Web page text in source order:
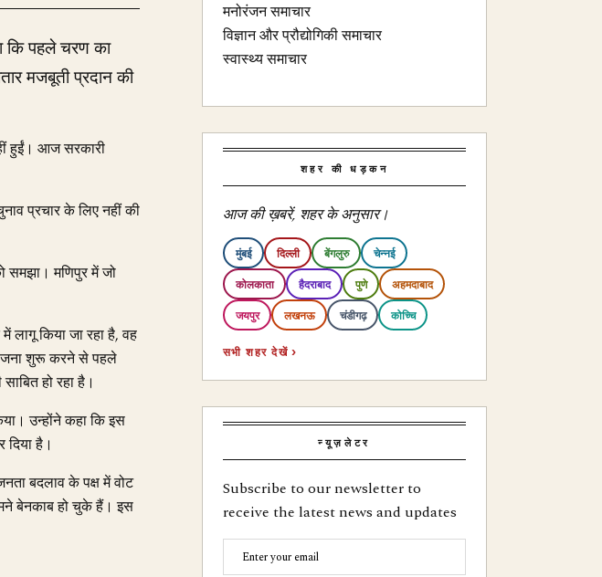
पहले चरण का
मजबूती प्रदान की
हुईं। आज सरकारी
प्रचार के लिए नहीं की
समझा। मणिपुर में जो
लागू किया जा रहा है, वह
शुरू करने से पहले
हो रहा है।
उन्होंने कहा कि इस
है।
बदलाव के पक्ष में वोट
बेनकाब हो चुके हैं। इस
मनोरंजन समाचार
विज्ञान और प्रौद्योगिकी समाचार
स्वास्थ्य समाचार
शहर की धड़कन
आज की ख़बरें, शहर के अनुसार।
मुंबई दिल्ली बेंगलुरु चेन्नई
कोलकाता हैदराबाद पुणे अहमदाबाद
जयपुर लखनऊ चंडीगढ़ कोच्चि
सभी शहर देखें ›
न्यूज़लेटर
Subscribe to our newsletter to
receive the latest news and updates